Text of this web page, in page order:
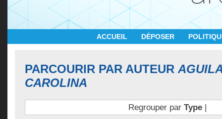
ACCUEIL DÉPOSER
PARCOURIR PAR AUTEUR
CAROLINA
Regrouper par Type|